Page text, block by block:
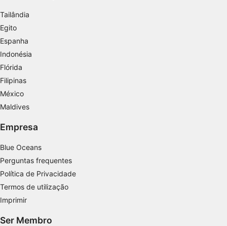
Tailândia
Egito
Espanha
Indonésia
Flórida
Filipinas
México
Maldives
Empresa
Blue Oceans
Perguntas frequentes
Política de Privacidade
Termos de utilização
Imprimir
Ser Membro
personalizado
Medir o desempenho da publicidade
Medir o desempenho do conteúdo
ou combinações de dados de fontes
Desenvolver e melhorar os serviços
Usar dados limitados para selecionar
conteúdo
Recursos especiais do IAB:
Usar dados exatos de geolocalização